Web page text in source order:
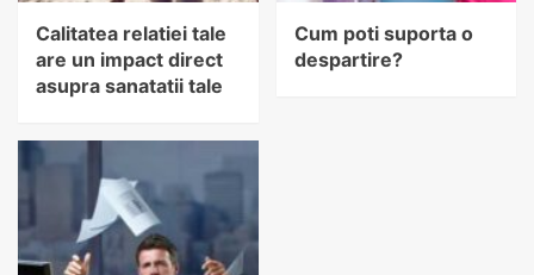
Calitatea relatiei tale
are un impact direct
asupra sanatatii tale
Cum poti suporta o
despartire?